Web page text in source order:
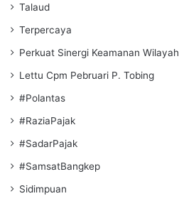
Talaud
Terpercaya
Perkuat Sinergi Keamanan Wilayah
Lettu Cpm Pebruari P. Tobing
#Polantas
#RaziaPajak
#SadarPajak
#SamsatBangkep
Sidimpuan